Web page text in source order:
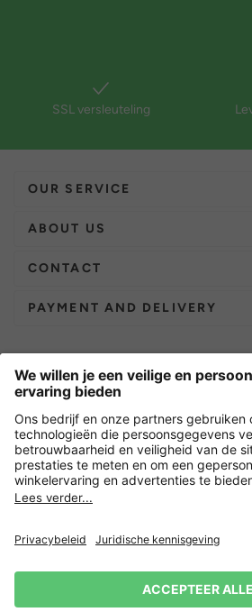
SSL versleuteling
OUR SERVICE
ABOUT US
CONTACT
PAYMENT AND DELIVERY
Nederland
Versleuteling met
Privacy Verkoopvoorwaarden
15%